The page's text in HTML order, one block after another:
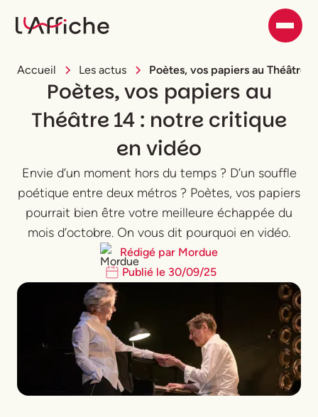
Accueil Les actus Poètes, vos papiers au Théâtre
Poètes, vos papiers au
Théâtre 14 : notre critique
en vidéo
Envie d’un moment hors du temps ? D’un souffle
poétique entre deux métros ? Poètes, vos papiers
pourrait bien être votre meilleure échappée du
mois d’octobre. On vous dit pourquoi en vidéo.
Rédigé par Mordue
Publié le 30/09/25